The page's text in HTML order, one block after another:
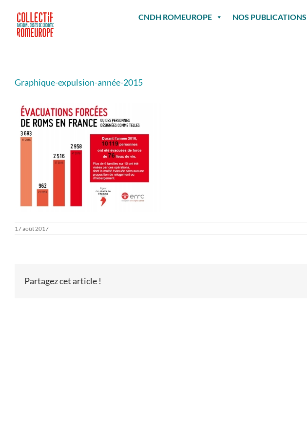
contenu
CNDH ROMEUROPE NOS PUBLICATIONS
Graphique-expulsion-année-2015
17 août 2017
Partagez cet article !